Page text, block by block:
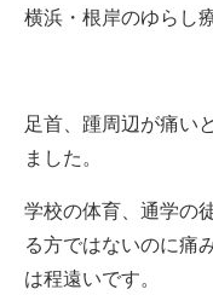
横浜・根岸のゆらし
足首、踵周辺が痛い
ました。
学校の体育、通学の
る方ではないのに痛
は程遠いです。